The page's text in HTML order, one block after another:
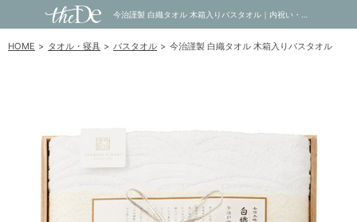
HOME タオル・寝具 バスタオル 今治謹製 白織タオル 木箱入りバスタオル